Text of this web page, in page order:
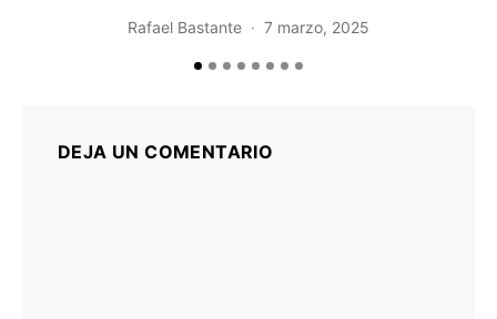
Rafael Bastante 7 marzo, 2025
DEJA UN COMENTARIO